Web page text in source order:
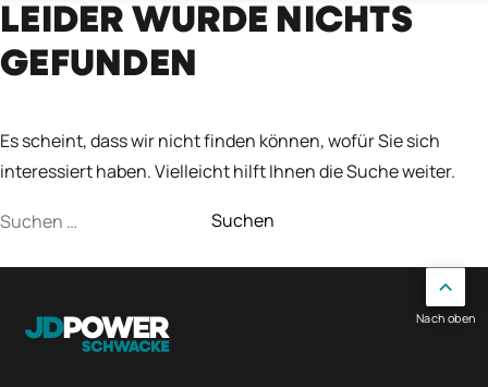
direkt
zum
Inhalt
Schwacke durchsuchen SCHLIESSEN
LEIDER WURDE NICHTS
GEFUNDEN
Es scheint, dass wir nicht finden können, wofür Sie sich
interessiert haben. Vielleicht hilft Ihnen die Suche weiter.
Suchen
Nach oben